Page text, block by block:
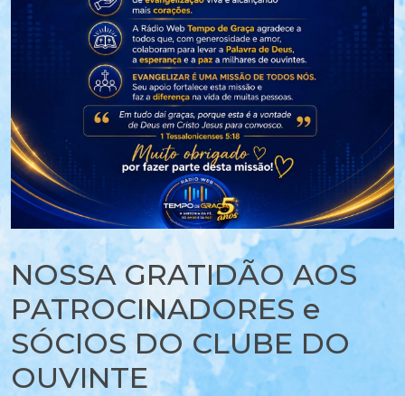
NOSSA GRATIDÃO AOS
PATROCINADORES e
SÓCIOS DO CLUBE DO
OUVINTE